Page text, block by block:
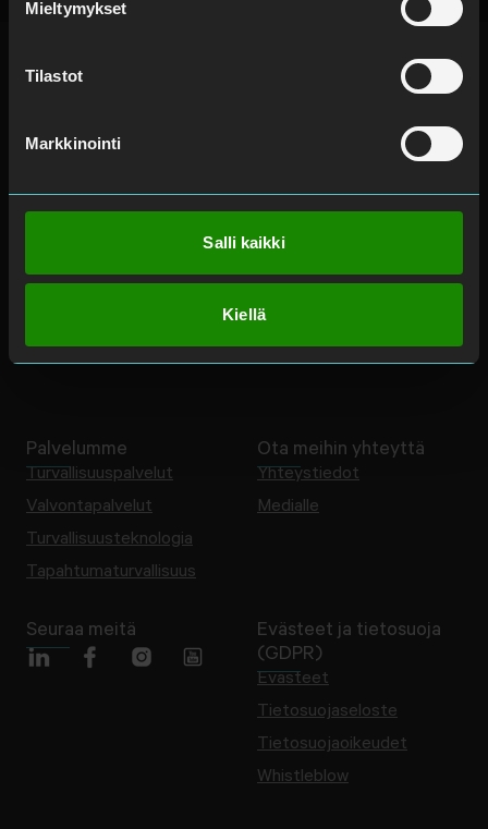
Mieltymykset
Tilastot
Markkinointi
Salli kaikki
Kiellä
Organisaatio
sertifikaatit
Ajankohtaista
Avoimet työpaikat
urakehitys
Työ turvallisuusalalla
Kesätyö turvallisuusalalla
Usein kysytyt kysymykset
Palvelumme
Turvallisuuspalvelut
Valvontapalvelut
Turvallisuusteknologia
Tapahtumaturvallisuus
Ota meihin yhteyttä
Yhteystiedot
Medialle
Seuraa meitä
Evästeet ja tietosuoja
(GDPR)
Evästeet
Tietosuojaseloste
Tietosuojaoikeudet
Whistleblow